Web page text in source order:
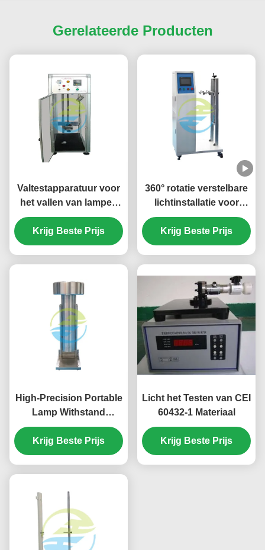
Gerelateerde Producten
Valtestapparatuur voor
het vallen van lampen
voor de evaluatie van
de veiligheid en
mechanische sterkte
lichttestapparatuur
Krijg Beste Prijs
360° rotatie verstelbare
lichtinstallatie voor
precisielamponderzoek
met verlichtingsregelaar
Krijg Beste Prijs
High-Precision Portable
Lamp Withstand
Voltage Tester in
Stainless Steel for
Reliable Light Testing
Krijg Beste Prijs
Licht het Testen van CEI
60432-1 Materiaal
Krijg Beste Prijs